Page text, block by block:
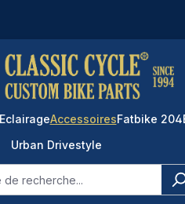
EclairageAccessoiresFatbike 204
Urban Drivestyle